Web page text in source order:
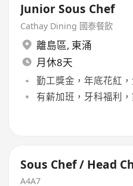
Junior Sous Chef
Cathay Dining 國泰餐飲
離島區, 東涌
月休8天
勤工獎金，年底花紅
有薪加班，牙科福利
Sous Chef / Head
A4A7